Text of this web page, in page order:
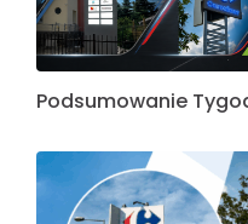
Podsumowanie